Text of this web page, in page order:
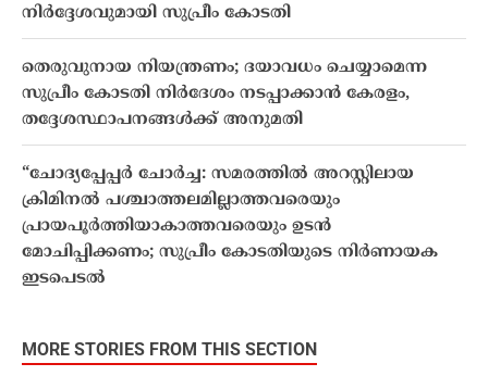
നിർദ്ദേശവുമായി സുപ്രീം കോടതി
തെരുവുനായ നിയന്ത്രണം; ദയാവധം ചെയ്യാമെന്ന
സുപ്രീം കോടതി നിർദേശം നടപ്പാക്കാൻ കേരളം,
തദ്ദേശസ്ഥാപനങ്ങൾക്ക് അനുമതി
“ചോദ്യപ്പേപ്പർ ചോർച്ച: സമരത്തിൽ അറസ്റ്റിലായ
ക്രിമിനൽ പശ്ചാത്തലമില്ലാത്തവരെയും
പ്രായപൂർത്തിയാകാത്തവരെയും ഉടൻ
മോചിപ്പിക്കണം; സുപ്രീം കോടതിയുടെ നിർണായക
ഇടപെടൽ
MORE STORIES FROM THIS SECTION